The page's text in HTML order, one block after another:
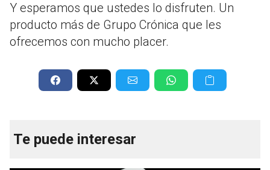
Y esperamos que ustedes lo disfruten. Un
producto más de Grupo Crónica que les
ofrecemos con mucho placer.
Te puede interesar